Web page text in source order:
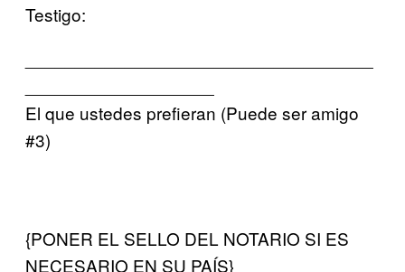
Testigo:
El que ustedes prefieran (Puede ser amigo
#3)
{PONER EL SELLO DEL NOTARIO SI ES
NECESARIO EN SU PAÍS}